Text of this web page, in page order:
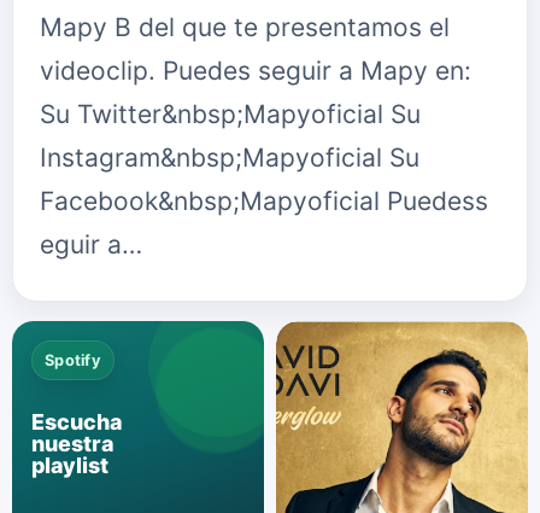
Mapy B del que te presentamos el
videoclip. Puedes seguir a Mapy en:
Su Twitter&nbsp;Mapyoficial Su
Instagram&nbsp;Mapyoficial Su
Facebook&nbsp;Mapyoficial Puedess
eguir a…
Spotify
Escucha
nuestra
playlist